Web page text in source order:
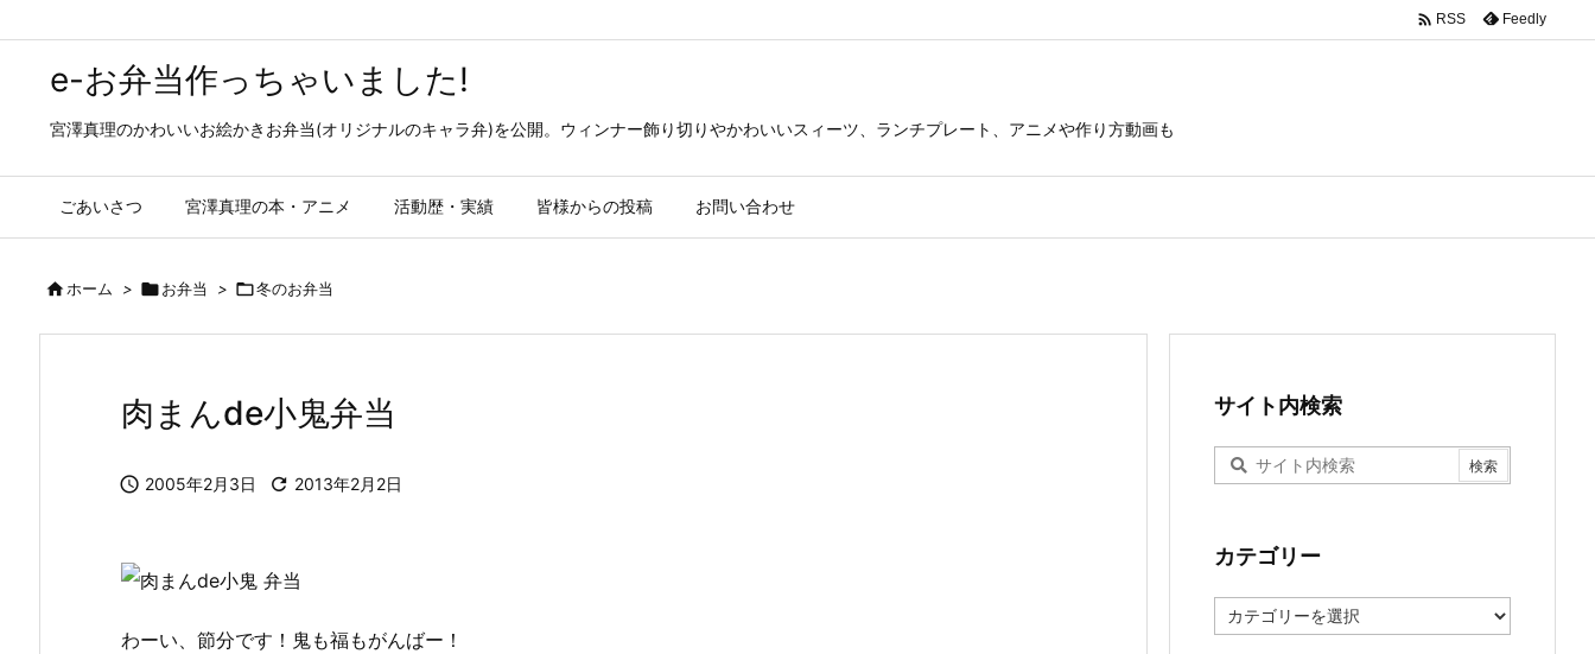
e-お弁当作っちゃいました!
宮澤真理のかわいいお絵かきお弁当(オリジナルのキャラ弁)を公開。ウィンナー飾り切りやかわいいスィーツ、ランチプレート、アニメや作り方動画も
ごあいさつ 宮澤真理の本・アニメ 活動歴・実績 皆様からの投稿 お問い合わせ
 RSS Feedly
ホーム > お弁当 > 冬のお弁当
肉まんde小鬼弁当
 2005年2月3日  2013年2月2日
わーい、節分です！鬼も福もがんばー！
サイト内検索
カテゴリー
テ